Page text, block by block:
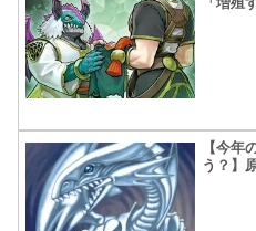
【今年
う？】